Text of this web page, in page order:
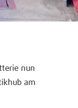
nun
am